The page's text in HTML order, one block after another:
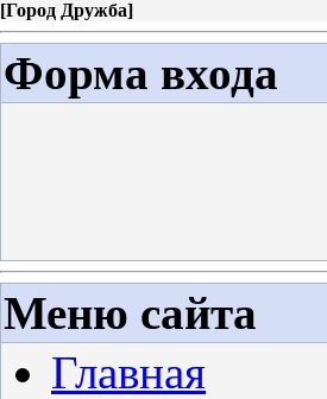
[Город Дружба]
Форма входа
Меню сайта
Главная